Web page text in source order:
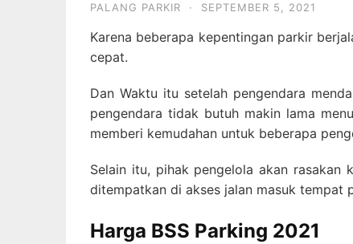
PALANG PARKIR · SEPTEMBER 5, 2021
Karena beberapa kepentingan parkir
cepat.
Dan Waktu itu setelah pengendara
pengendara tidak butuh makin lama
memberi kemudahan untuk beberapa
Selain itu, pihak pengelola akan rasakan
ditempatkan di akses jalan masuk tempat
Harga BSS Parking 2021